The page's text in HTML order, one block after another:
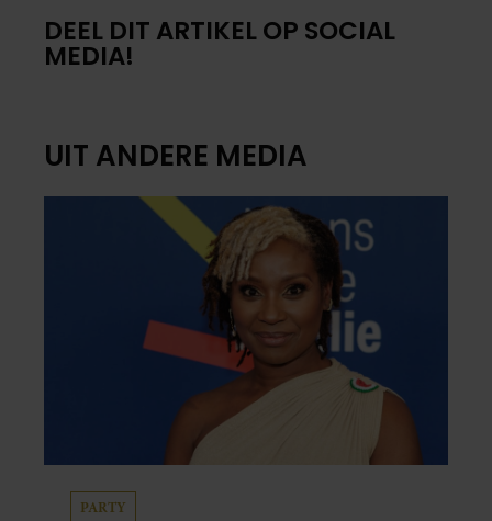
DEEL DIT ARTIKEL OP SOCIAL
MEDIA!
UIT ANDERE MEDIA
PARTY